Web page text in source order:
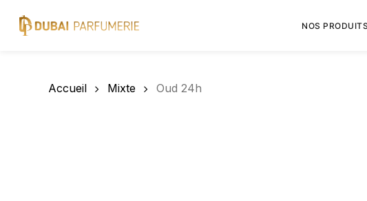
NOS PRODUITS
Accueil Mixte Oud 24h